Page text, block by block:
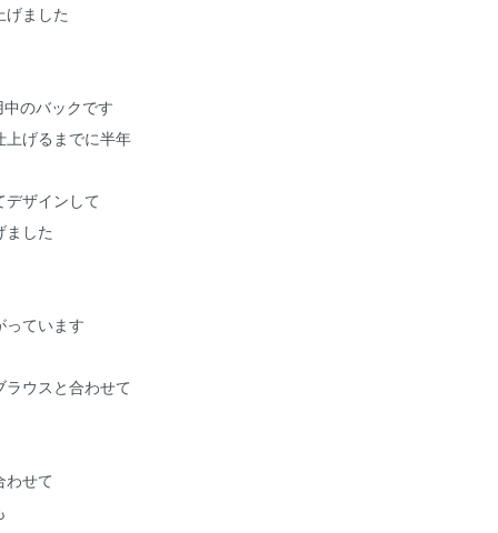
げました
のバックです
上げるまでに半年
デザインして
ました
っています
ウスと合わせて
わせて